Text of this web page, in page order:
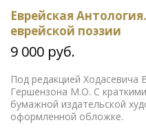
Еврейская
еврейской поэзии
9 000 руб.
Под редакцией
Гершензона М.О. С
бумажной издательской
оформленной обложке.